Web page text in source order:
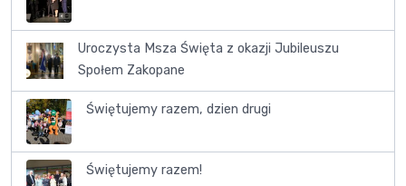
Uroczysta Msza Święta z okazji Jubileuszu
Społem Zakopane
Świętujemy razem, dzien drugi
Świętujemy razem!